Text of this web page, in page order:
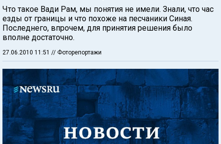
Что такое Вади Рам, мы понятия не имели. Знали, что час
езды от границы и что похоже на песчаники Синая.
Последнего, впрочем, для принятия решения было
вполне достаточно.
27.06.2010 11:51 // Фоторепортажи